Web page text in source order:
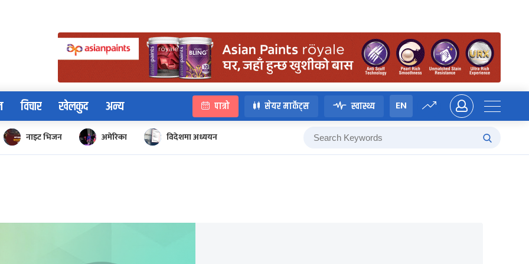
विचार खेलकुद अन्य पात्रो सेयर मार्केट्स स्वास्थ्य EN
नाइट भिजन अमेरिका विदेशमा अध्ययन